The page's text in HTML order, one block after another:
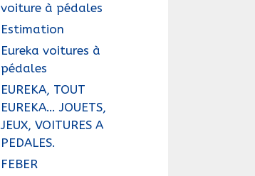
voiture à pédales
Estimation
Eureka voitures à
pédales
EUREKA, TOUT
EUREKA… JOUETS,
JEUX, VOITURES A
PEDALES.
FEBER